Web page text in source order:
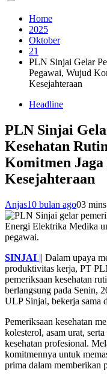
Home
2025
Oktober
21
PLN Sinjai Gelar
Pegawai, Wujud
Kesejahteraan
Headline
PLN Sinjai
Kesehatan
Komitmen
Kesejahteraan
Anjas10 bulan ago03 mins
SINJAI || Dalam upaya
produktivitas kerja, PT
pemeriksaan kesehatan
berlangsung pada Senin,
ULP Sinjai, bekerja sama
Pemeriksaan kesehatan
kolesterol, asam urat,
kesehatan profesional.
komitmennya untuk
prima dalam memberikan